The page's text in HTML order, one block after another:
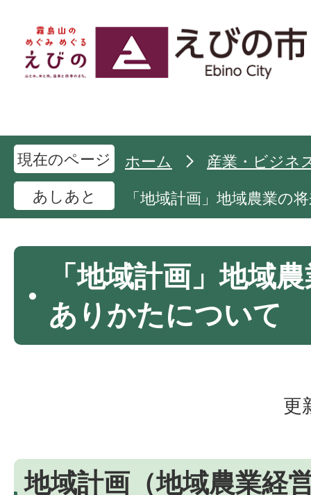
現在のページ ホーム
産業・ビジネ
あしあと
「地域計画」地域農業の
「地域計画」地域
ありかたについて
更
地域計画（地域農業経